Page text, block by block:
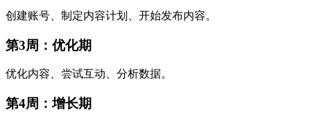
创建账号、制定内容计划、开始发布内容。
第3周：优化期
优化内容、尝试互动、分析数据。
第4周：增长期